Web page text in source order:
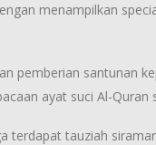
menampilkan
pemberian santunan
ayat suci Al-
terdapat tauziah